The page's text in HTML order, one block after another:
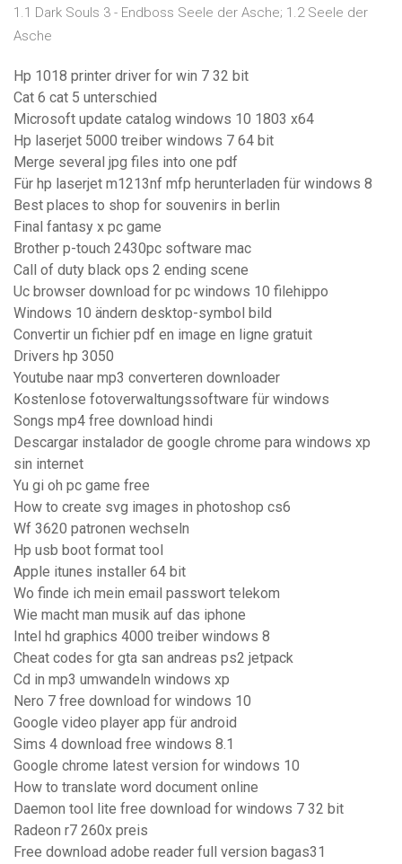
1.1 Dark Souls 3 - Endboss Seele der Asche; 1.2 Seele der
Asche
Hp 1018 printer driver for win 7 32 bit
Cat 6 cat 5 unterschied
Microsoft update catalog windows 10 1803 x64
Hp laserjet 5000 treiber windows 7 64 bit
Merge several jpg files into one pdf
Für hp laserjet m1213nf mfp herunterladen für windows 8
Best places to shop for souvenirs in berlin
Final fantasy x pc game
Brother p-touch 2430pc software mac
Call of duty black ops 2 ending scene
Uc browser download for pc windows 10 filehippo
Windows 10 ändern desktop-symbol bild
Convertir un fichier pdf en image en ligne gratuit
Drivers hp 3050
Youtube naar mp3 converteren downloader
Kostenlose fotoverwaltungssoftware für windows
Songs mp4 free download hindi
Descargar instalador de google chrome para windows xp
sin internet
Yu gi oh pc game free
How to create svg images in photoshop cs6
Wf 3620 patronen wechseln
Hp usb boot format tool
Apple itunes installer 64 bit
Wo finde ich mein email passwort telekom
Wie macht man musik auf das iphone
Intel hd graphics 4000 treiber windows 8
Cheat codes for gta san andreas ps2 jetpack
Cd in mp3 umwandeln windows xp
Nero 7 free download for windows 10
Google video player app für android
Sims 4 download free windows 8.1
Google chrome latest version for windows 10
How to translate word document online
Daemon tool lite free download for windows 7 32 bit
Radeon r7 260x preis
Free download adobe reader full version bagas31